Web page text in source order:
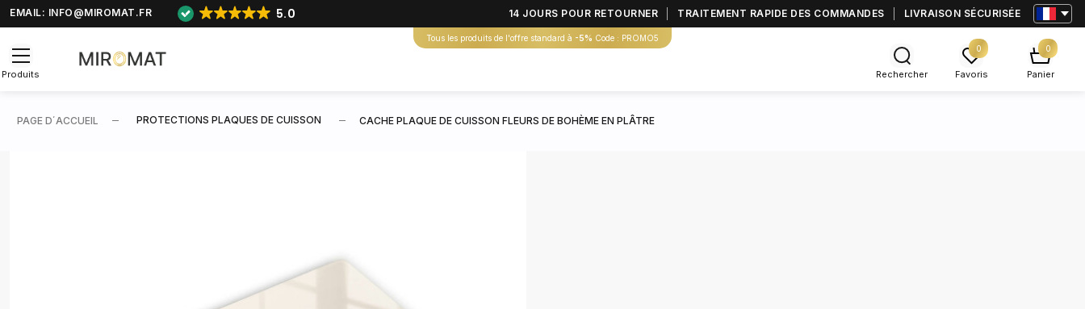
EMAIL: INFO@MIROMAT.FR 5.0 14 JOURS POUR RETOURNER TRAITEMENT RAPIDE DES COMMANDES LIVRAISON SÉCURISÉE
Tous les produits de l'offre standard à -5% Code : PROMO5
Produits Rechercher
0
Favoris
0
Panier
PAGE D΄ACCUEIL PROTECTIONS PLAQUES DE CUISSON CACHE PLAQUE DE CUISSON FLEURS DE BOHÈME EN PLÂTRE